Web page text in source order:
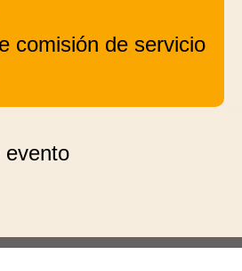
comisión de servicio
evento